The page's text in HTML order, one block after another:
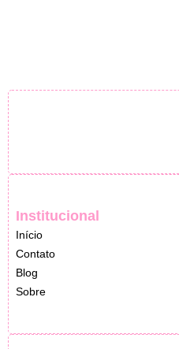
Institucional
Início
Contato
Blog
Sobre